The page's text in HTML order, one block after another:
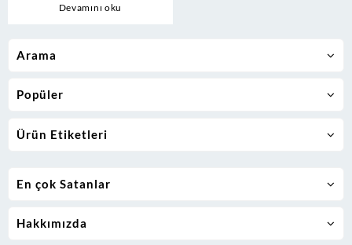
Arama
Popüler
Ürün Etiketleri
6.500,00₺.
Devamını oku
En çok Satanlar
Hakkımızda